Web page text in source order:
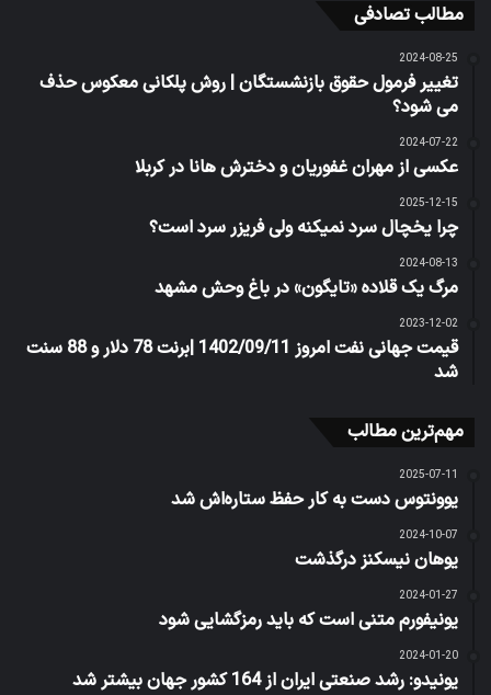
مطالب تصادفی
2024-08-25
تغییر فرمول حقوق بازنشستگان | روش پلکانی معکوس حذف
می شود؟
2024-07-22
عکسی از مهران غفوریان و دخترش هانا در کربلا
2025-12-15
چرا یخچال سرد نمیکنه ولی فریزر سرد است؟
2024-08-13
مرگ یک قلاده «تایگون» در باغ وحش مشهد
2023-12-02
قیمت جهانی نفت امروز 1402/09/11 |برنت 78 دلار و 88 سنت
شد
مهم‌ترین مطالب
2025-07-11
یوونتوس دست به کار حفظ ستاره‌اش شد
2024-10-07
یوهان نیسکنز درگذشت
2024-01-27
یونیفورم متنی است که باید رمزگشایی شود
2024-01-20
یونیدو: رشد صنعتی ایران از 164 کشور جهان بیشتر شد